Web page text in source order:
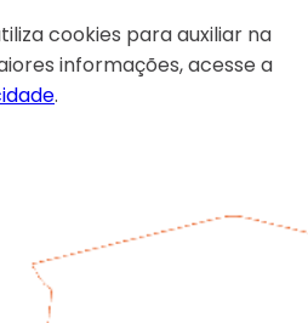
cookies para auxiliar na
informações, acesse a
.